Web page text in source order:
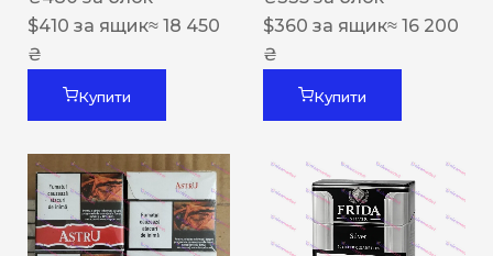
$410 за ящик≈ 18 450
₴
Купити
$360 за ящик≈ 16 200
₴
Купити